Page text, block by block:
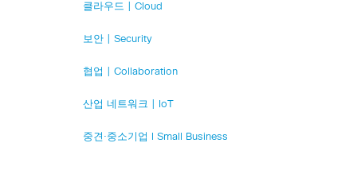
클라우드 | Cloud
보안 | Security
협업 | Collaboration
산업 네트워크 | IoT
중견·중소기업 l Small Business